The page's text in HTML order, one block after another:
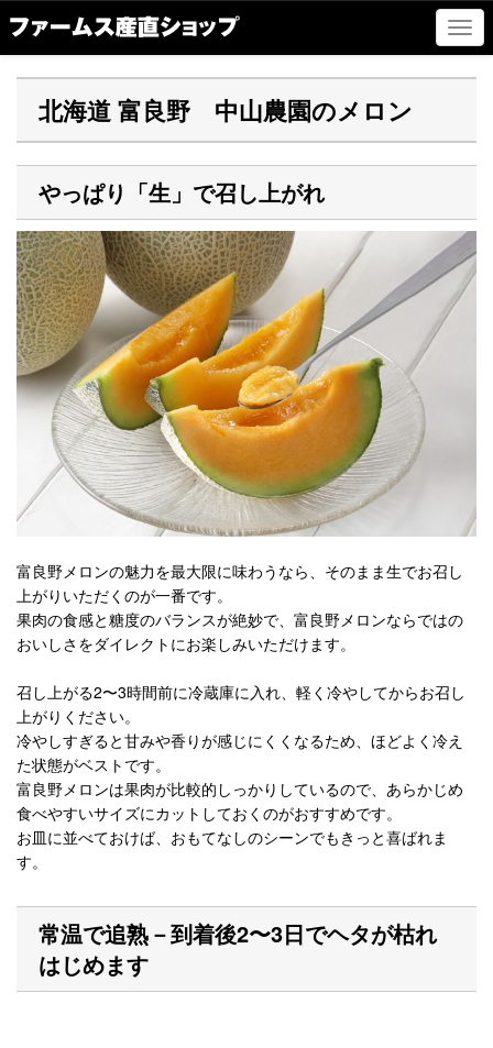
ナ
ビ
ゲ
ョ
ン
替
北海道 富良野 中山農園のメロン
やっぱり「生」で召し上がれ
富良野メロンの魅力を最大限に味わうなら、そのまま生でお召し
上がりいただくのが一番です。
果肉の食感と糖度のバランスが絶妙で、富良野メロンならではの
おいしさをダイレクトにお楽しみいただけます。
召し上がる2〜3時間前に冷蔵庫に入れ、軽く冷やしてからお召し
上がりください。
冷やしすぎると甘みや香りが感じにくくなるため、ほどよく冷え
た状態がベストです。
富良野メロンは果肉が比較的しっかりしているので、あらかじめ
食べやすいサイズにカットしておくのがおすすめです。
お皿に並べておけば、おもてなしのシーンでもきっと喜ばれま
す。
常温で追熟－到着後2〜3日でヘタが枯れ
はじめます